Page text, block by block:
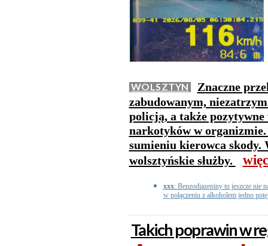
WOLSZTYN
Znaczne
zabudowanym,
policją, a także
narkotyków w
sumieniu kierowca skody.
wolsztyńskie służby.
xxx: Benzodiazepiny to jeszcze nie
w połączeniu z alkoholem jedno
Takich poprawin w